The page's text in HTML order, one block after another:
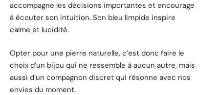
accompagne les décisions importantes et encourage
à écouter son intuition. Son bleu limpide inspire
calme et lucidité.
Opter pour une pierre naturelle, c’est donc faire le
choix d’un bijou qui ne ressemble à aucun autre, mais
aussi d’un compagnon discret qui résonne avec nos
envies du moment.